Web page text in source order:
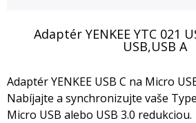
Adaptér YENKEE YTC 021
USB,USB A
Adaptér YENKEE USB C na Micro
Nabíjajte a synchronizujte vaše
Micro USB alebo USB 3.0 redukciou.